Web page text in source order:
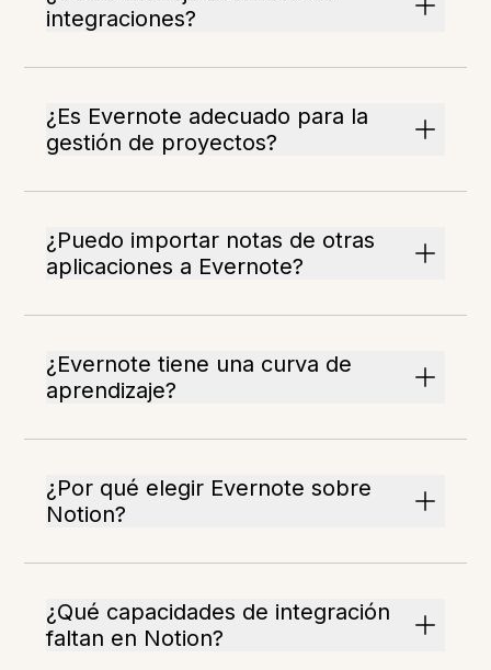
integraciones?
¿Es Evernote adecuado para la
gestión de proyectos?
¿Puedo importar notas de otras
aplicaciones a Evernote?
¿Evernote tiene una curva de
aprendizaje?
¿Por qué elegir Evernote sobre
Notion?
¿Qué capacidades de integración
faltan en Notion?